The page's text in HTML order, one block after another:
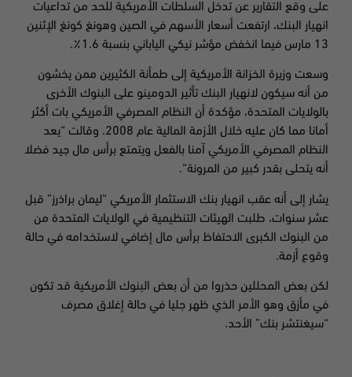
على وقع التقارير عن تدخل السلطات الأمريكية للحد من تداعيات
انهيار البنك، ارتفعت أسعار الأسهم في الصين وهونغ كونغ الإثنين
13 م
ارس فيما انخفض مؤشر نيكي الياباني بنسبة 1.6٪ .
وسعت وزيرة الخزانة الأمريكية إلى طمأنة الكثيرين ممن يخشون
من أنه سيكون لانهيار البنك تأثير الدومينو على البنوك الأخرى
بالولايات المتحدة، مؤكدة أن النظام المصرفي الأمريكي بات أكثر
أمانا مما كان عليه خلال الأزمة المالية عام 2008. وقالت “يعد
النظام المصرفي الأمريكي آمنا بالفعل ويتمتع برأس مال جيد فضلا
أنه يتحلى بقدر كبير من المرونة“.
يشار إلى أنه عقب انهيار بنك الاستثمار الأمريكي “ليمان براذرز” قبل
عشر سنوات، طلبت الهيئات التنظيمية في الولايات المتحدة من
من البنوك الكبرى الاحتفاظ برأس مال إضافي لاستخدامه في حالة
وقوع أزمة.
لكن بعض المحللين حذروا من أن بعض البنوك الأمريكية قد تكون
في مأزق وهو الأمر الذي ظهر جليا في حالة إغلاق مصرف
“سيغنتشر بنك” الأحد.